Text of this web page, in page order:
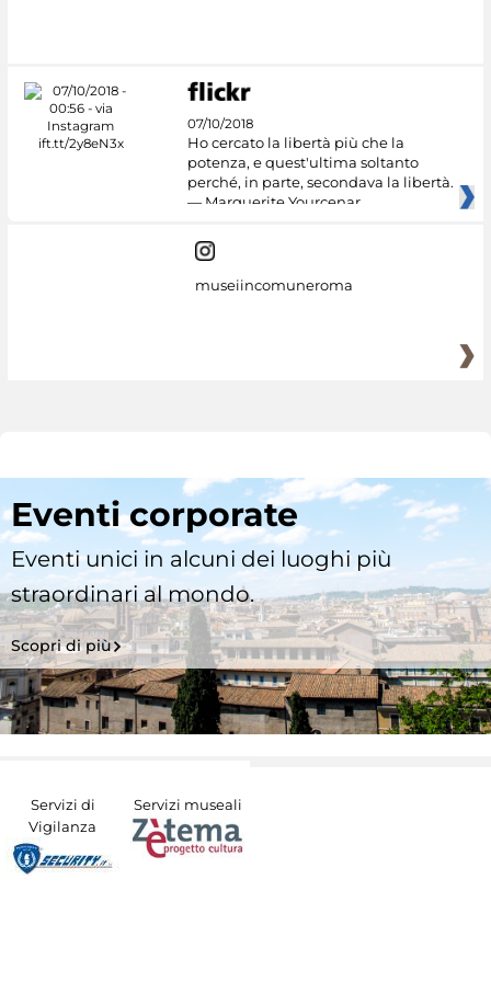
07/10/2018
Ho cercato la libertà più che la
potenza, e quest'ultima soltanto
perché, in parte, secondava la libertà.
— Marguerite Yourcenar
museiincomuneroma
Eventi corporate
Eventi unici in alcuni dei luoghi più
straordinari al mondo.
Scopri di più
Servizi di
Vigilanza
Servizi museali